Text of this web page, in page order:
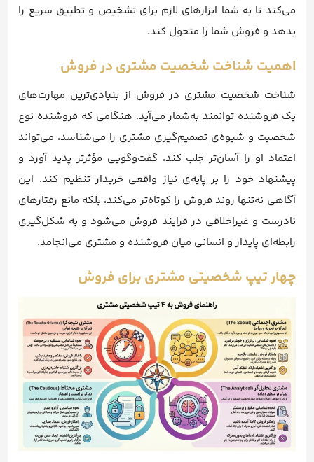
می‌کند تا به شما ابزارهای لازم برای تشخیص و تطبیق سریع را
بدهد و فروش شما را متحول کند.
اهمیت شناخت شخصیت مشتری در فروش
شناخت شخصیت مشتری در فروش از بنیادی‌ترین مهارت‌های
یک فروشنده توانمند به‌شمار می‌آید. هنگامی که فروشنده نوع
شخصیت و شیوه‌ی تصمیم‌گیری مشتری را می‌شناسد، می‌تواند
اعتماد او را آسان‌تر جلب کند، گفت‌وگویی مؤثرتر پدید آورد و
پیشنهاد خود را بر پایه‌ی نیاز واقعی خریدار تنظیم کند. این
آگاهی نه‌تنها روند فروش را کوتاه‌تر می‌کند، بلکه مانع رفتارهای
نادرست و غیراخلاقی در فرایند فروش می‌شود و به شکل‌گیری
رابطه‌ای پایدار و انسانی میان فروشنده و مشتری می‌انجامد.
چهار تیپ شخصیتی مشتری برای فروش